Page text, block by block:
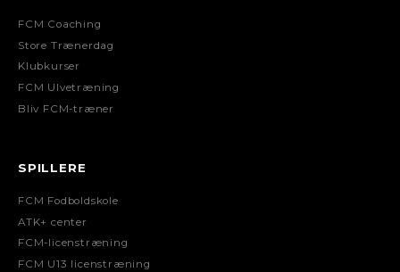
FCM Coaching
Store Trænerdag
Klubkurser
FCM Ulvetræning
Bliv FCM-træner
SPILLERE
FCM Fodboldskole
ATK+ center
FCM-licenstræning
FCM U13 licenstræning